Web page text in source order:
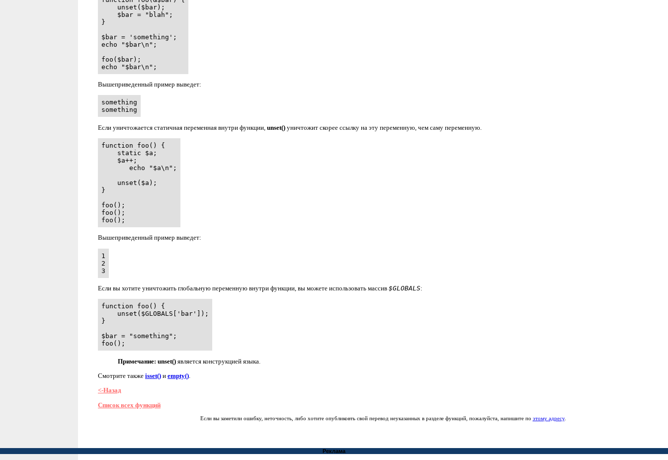
    unset($bar);
    $bar = "blah";
}
$bar = 'something';
echo "$bar\n";
foo($bar);
echo "$bar\n";
Вышеприведенный пример выведет:
something
something
Если уничтожается статичная переменная внутри функции, unset() уничтожит скорее ссылку на эту переменную, чем саму переменную.
function foo() {
    static $a;
    $a++;
       echo "$a\n";
    unset($a);
}
foo();
foo();
foo();
Вышеприведенный пример выведет:
1
2
3
Если вы хотите уничтожить глобальную переменную внутри функции, вы можете использовать массив $GLOBALS:
function foo() {
    unset($GLOBALS['bar']);
}
$bar = "something";
foo();
Примечание: unset() является конструкцией языка.
Смотрите также isset() и empty().
<-Назад
Список всех функций
Если вы заметили ошибку, неточность, либо хотите опубликовть свой перевод неуказанных в разделе функций, пожалуйста, напишите по этому адресу.
Реклама